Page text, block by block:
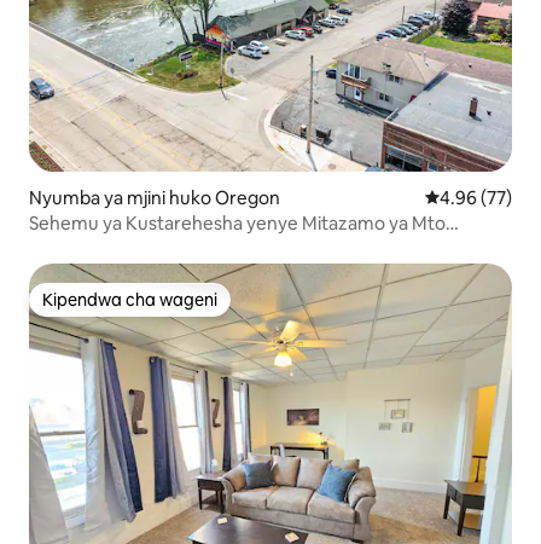
Nyumba ya mjini huko Oregon Ukadiriaji wa
4.96 (77)
Sehemu ya Kustarehesha yenye Mitazamo ya Mto
Kipendwa cha wageni
Kipendwa cha wageni